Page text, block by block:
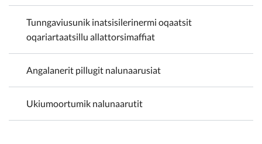
Tunngaviusunik inatsisilerinermi oqaatsit
oqariartaatsillu allattorsimaffiat
Angalanerit pillugit nalunaarusiat
Ukiumoortumik nalunaarutit